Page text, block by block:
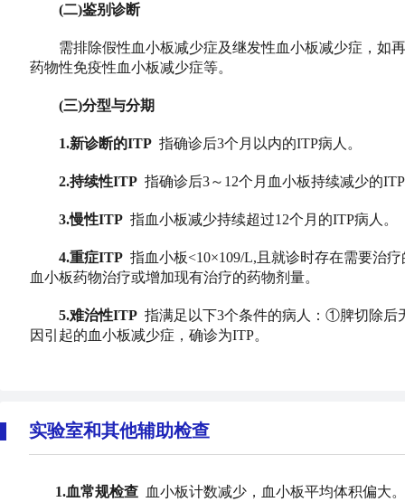
(二)鉴别诊断
需排除假性血小板减少症及继发性血小板减少症，如
药物性免疫性血小板减少症等。
(三)分型与分期
1.新诊断的ITP指确诊后3个月以内的ITP病人。
2.持续性ITP 指确诊后3～12个月血小板持续减少的
3.慢性ITP 指血小板减少持续超过12个月的ITP病人。
4.重症ITP指血小板<10×109/L,且就诊时存在需要治
血小板药物治疗或增加现有治疗的药物剂量。
5.难治性ITP 指满足以下3个条件的病人：①脾切除
因引起的血小板减少症，确诊为ITP。
实验室和其他辅助检查
1.血常规检查血小板计数减少，血小板平均体积偏大